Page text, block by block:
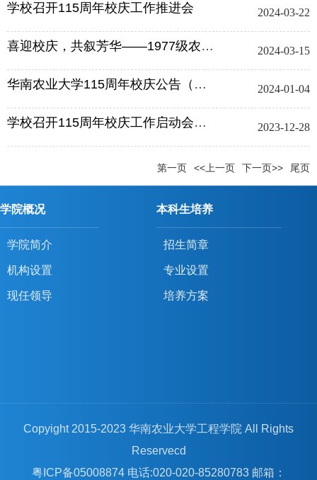
学校召开115周年校庆工作推进会 2024-03-22
喜迎校庆，共叙芳华——1977级农机系校友聚首母校 2024-03-15
华南农业大学115周年校庆公告（第一号） 2024-01-04
学校召开115周年校庆工作启动会暨促进社会捐赠工作会议 2023-12-28
第一页 <<上一页 下一页>> 尾页
学院概况
学院简介
机构设置
现任领导
本科生培养
招生简章
专业设置
培养方案
Copyight 2015-2023 华南农业大学工程学院 All Rights
Reservecd
粤ICP备05008874 电话:020-020-85280783 邮箱：